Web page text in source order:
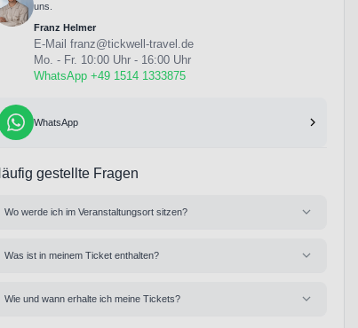
uns.
Franz Helmer
E-Mail franz@tickwell-travel.de
Mo. - Fr. 10:00 Uhr - 16:00 Uhr
WhatsApp +49 1514 1333875
WhatsApp
gestellte Fragen
Wo werde ich im Veranstaltungsort sitzen?
Was ist in meinem Ticket enthalten?
Wie und wann erhalte ich meine Tickets?